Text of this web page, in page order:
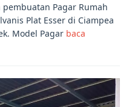
pembuatan Pagar Rumah
Plat Esser di Ciampea
Model Pagar baca